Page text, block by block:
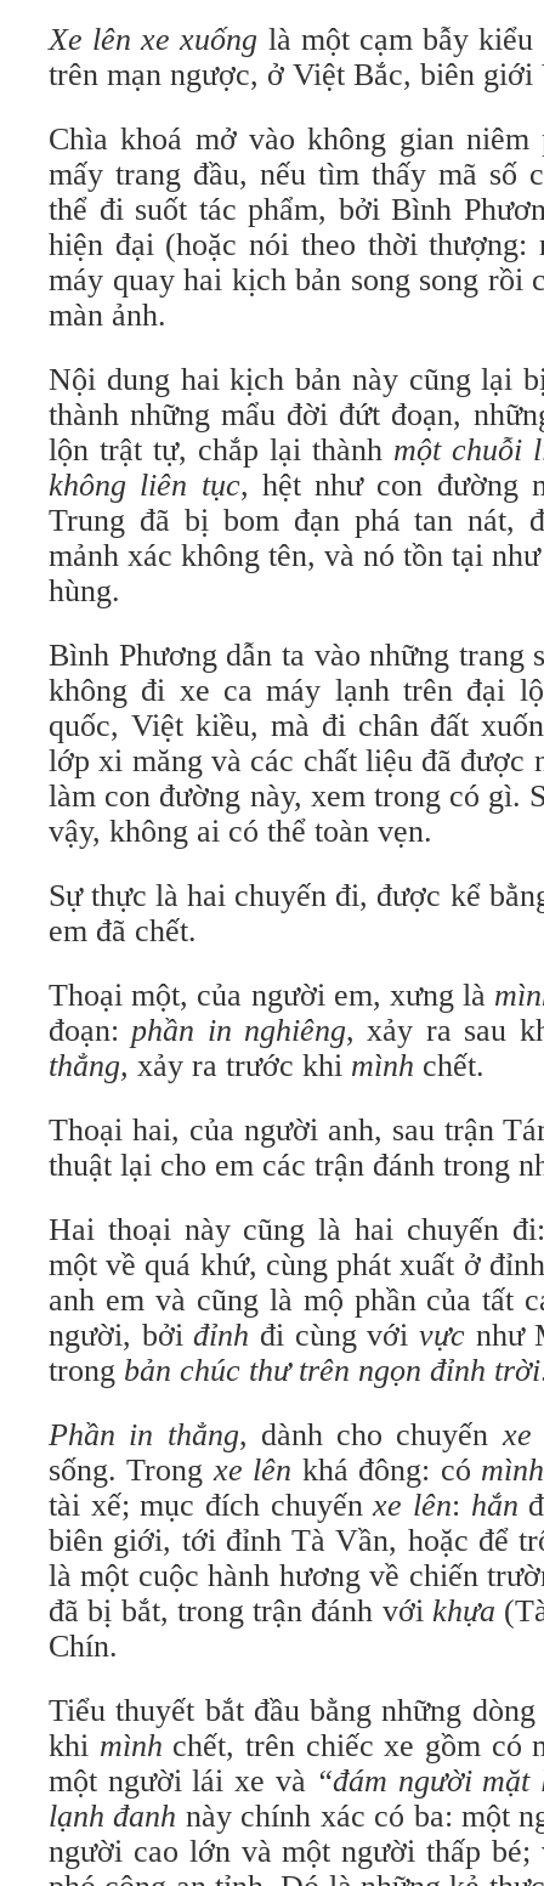
Xe lên xe xuống là một cạm bẫy kiểu
trên mạn ngược, ở Việt Bắc, biên giới
Chìa khoá mở vào không gian niêm
mấy trang đầu, nếu tìm thấy mã số
thể đi suốt tác phẩm, bởi Bình
hiện đại (hoặc nói theo thời thượng:
máy quay hai kịch bản song song rồi
màn ảnh.
Nội dung hai kịch bản này cũng lại
thành những mẩu đời đứt đoạn,
lộn trật tự, chắp lại thành một chuỗi
không liên tục, hệt như con đường
Trung đã bị bom đạn phá tan nát,
mảnh xác không tên, và nó tồn tại
hùng.
Bình Phương dẫn ta vào những trang
không đi xe ca máy lạnh trên đại
quốc, Việt kiều, mà đi chân đất
lớp xi măng và các chất liệu đã được
làm con đường này, xem trong có gì.
vậy, không ai có thể toàn vẹn.
Sự thực là hai chuyến đi, được kể
em đã chết.
Thoại một, của người em, xưng là
đoạn: phần in nghiêng, xảy ra sau
thẳng, xảy ra trước khi mình chết.
Thoại hai, của người anh, sau trận
thuật lại cho em các trận đánh trong
Hai thoại này cũng là hai chuyến
một về quá khứ, cùng phát xuất ở
anh em và cũng là mộ phần của tất
người, bởiđỉnh đi cùng vớivực như
trong bản chúc thư trên ngọn đỉnh trời
Phần in thẳng, dành cho chuyếnxe
sống. Trongxe lên khá đông: có mình
tài xế; mục đích chuyếnxe lên: hắn
biên giới, tới đỉnh Tà Vần, hoặc để
là một cuộc hành hương về chiến
đã bị bắt, trong trận đánh với khựa
Chín.
Tiểu thuyết bắt đầu bằng những dòng
khi mình chết, trên chiếc xe gồm có
một người lái xe và “đám người mặt
lạnh đanh này chính xác có ba: một
người cao lớn và một người thấp